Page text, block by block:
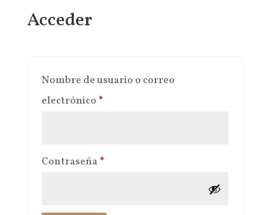
Acceder
Nombre de usuario o correo
electrónico *Obligatorio
Contraseña *Obligatorio